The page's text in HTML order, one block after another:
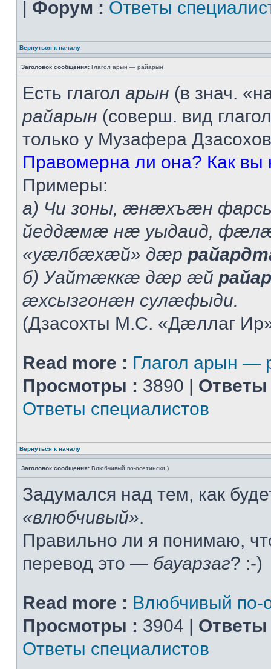
| Форум : Ответы
Вернуться к началу
Заголовок сообщения: Глагол арын — райарын
Есть глагол арын (в знач.
райарын (соверш. вид
только у Музафера
Правомерна ли она? Как вы
Примеры:
а) Чи зоны, æнæхъæн
йеддæмæ нæ уыдаид,
«уæлбæхæй» дæр
б) Уайтæккæ дæр æй
æхсызгонæн сулæфыди.
(Дзасохты М.С. «Дæллаг
Read more : Глагол арын —
Просмотры : 3890 | Ответы
Ответы специалистов
Вернуться к началу
Заголовок сообщения: Влюбчивый по-осетински )
Задумался над тем, как
«влюбчивый».
Правильно ли я понимаю,
перевод это — бауарзаг? :-)
Read more : Влюбчивый по-
Просмотры : 3904 | Ответы
Ответы специалистов